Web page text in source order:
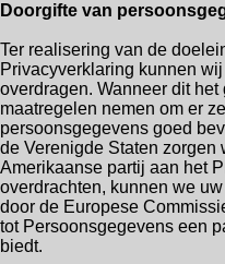
Doorgifte van
Ter realisering van de
Privacyverklaring kunnen
overdragen. Wanneer dit
maatregelen nemen om er
persoonsgegevens goed
de Verenigde Staten
Amerikaanse partij aan het
overdrachten, kunnen we
door de Europese
tot Persoonsgegevens een
biedt.